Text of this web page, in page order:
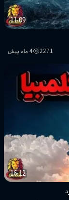
11:09
2271 4 ماه پیش
16:12